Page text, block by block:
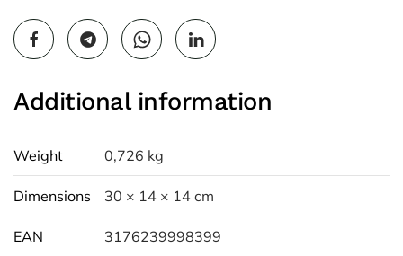
Additional information
Weight 0,726 kg
Dimensions 30 × 14 × 14 cm
EAN 3176239998399